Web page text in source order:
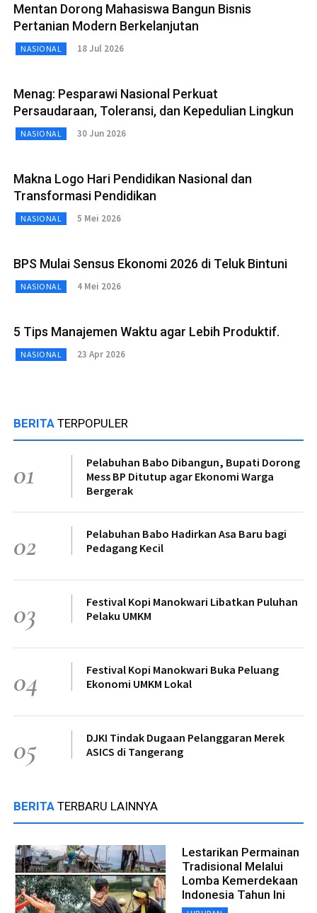
Mentan Dorong Mahasiswa Bangun Bisnis
Pertanian Modern Berkelanjutan
NASIONAL 18 Jul 2026
Menag: Pesparawi Nasional Perkuat
Persaudaraan, Toleransi, dan Kepedulian Lingkun
NASIONAL 30 Jun 2026
Makna Logo Hari Pendidikan Nasional dan
Transformasi Pendidikan
NASIONAL 5 Mei 2026
BPS Mulai Sensus Ekonomi 2026 di Teluk Bintuni
NASIONAL 4 Mei 2026
5 Tips Manajemen Waktu agar Lebih Produktif.
NASIONAL 23 Apr 2026
BERITA TERPOPULER
01
Pelabuhan Babo Dibangun, Bupati Dorong
Mess BP Ditutup agar Ekonomi Warga
Bergerak
02
Pelabuhan Babo Hadirkan Asa Baru bagi
Pedagang Kecil
03
Festival Kopi Manokwari Libatkan Puluhan
Pelaku UMKM
04
Festival Kopi Manokwari Buka Peluang
Ekonomi UMKM Lokal
05
DJKI Tindak Dugaan Pelanggaran Merek
ASICS di Tangerang
BERITA TERBARU LAINNYA
Lestarikan Permainan
Tradisional Melalui
Lomba Kemerdekaan
Indonesia Tahun Ini